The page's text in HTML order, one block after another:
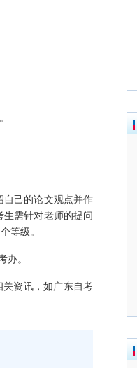
己的论文观点并作
需针对老师的提问
等级。
。
资讯，如广东自考